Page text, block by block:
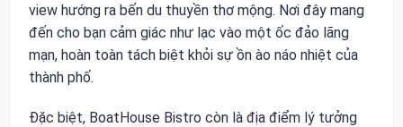
view hướng ra bến du thuyền thơ mộng. Nơi đây mang
đến cho bạn cảm giác như lạc vào một ốc đảo lãng
mạn, hoàn toàn tách biệt khỏi sự ồn ào náo nhiệt của
thành phố.
Đặc biệt, BoatHouse Bistro còn là địa điểm lý tưởng